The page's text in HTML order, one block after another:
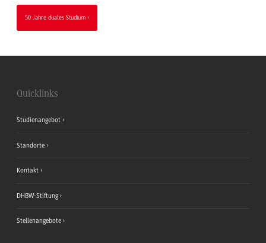
50 Jahre duales Studium
Quicklinks
Studienangebot
Standorte
Kontakt
DHBW-Stiftung
Stellenangebote